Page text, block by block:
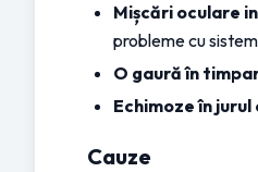
Mișcări oculare
probleme cu
O gaură în
Echimoze în
Cauze